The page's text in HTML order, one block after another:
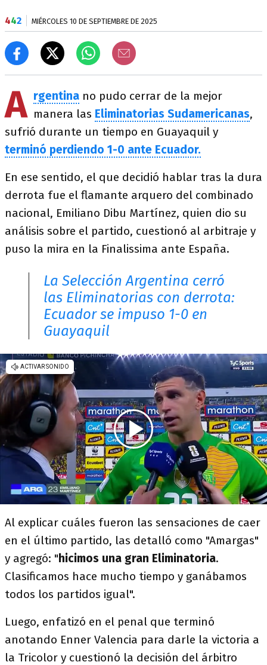
442 MIÉRCOLES 10 DE SEPTIEMBRE DE 2025
A rgentina no pudo cerrar de la mejor
manera las Eliminatorias Sudamericanas,
sufrió durante un tiempo en Guayaquil y
terminó perdiendo 1-0 ante Ecuador.
En ese sentido, el que decidió hablar tras la dura
derrota fue el flamante arquero del combinado
nacional, Emiliano Dibu Martínez, quien dio su
análisis sobre el partido, cuestionó al arbitraje y
puso la mira en la Finalissima ante España.
La Selección Argentina cerró
las Eliminatorias con derrota:
Ecuador se impuso 1-0 en
Guayaquil
Al explicar cuáles fueron las sensaciones de caer
en el último partido, las detalló como "Amargas"
y agregó: " hicimos una gran Eliminatoria.
Clasificamos hace mucho tiempo y ganábamos
todos los partidos igual".
Luego, enfatizó en el penal que terminó
anotando Enner Valencia para darle la victoria a
la Tricolor y cuestionó la decisión del árbitro